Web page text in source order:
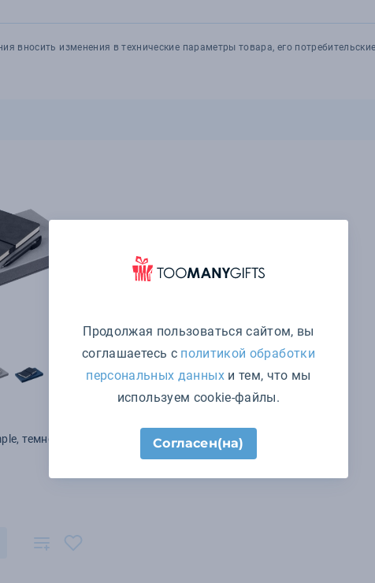
вносить изменения в технические параметры товара, его
темно-
Продолжая пользоваться сайтом, вы
соглашаетесь с политикой обработки
персональных данныхи тем, что мы
используем cookie-файлы.
Согласен(на)